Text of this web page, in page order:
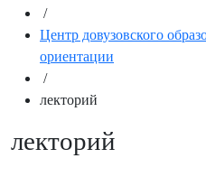
/
Центр довузовского
ориентации
/
лекторий
лекторий